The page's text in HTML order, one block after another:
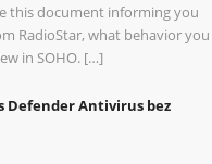
this document informing you
RadioStar, what behavior you
in SOHO. […]
Defender Antivirus bez